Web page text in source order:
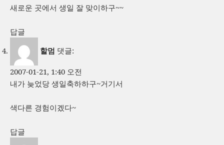
새로운 곳에서 생일 잘 맞이하구~~
답글
할멈 댓글:
2007-01-21, 1:40 오전
내가 늦었당 생일축하하구~거기서
색다른 경험이겠다~
답글